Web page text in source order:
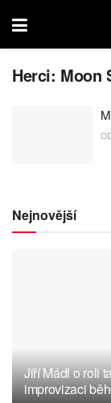
Herci: Moon
Nejnovější
Jiří Mádl o roli
improvizaci